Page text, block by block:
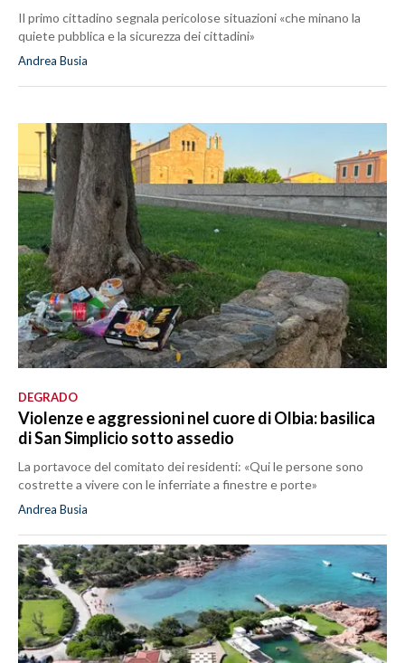
Il primo cittadino segnala pericolose situazioni «che minano la
quiete pubblica e la sicurezza dei cittadini»
Andrea Busia
DEGRADO
Violenze e aggressioni nel cuore di Olbia: basilica
di San Simplicio sotto assedio
La portavoce del comitato dei residenti: «Qui le persone sono
costrette a vivere con le inferriate a finestre e porte»
Andrea Busia